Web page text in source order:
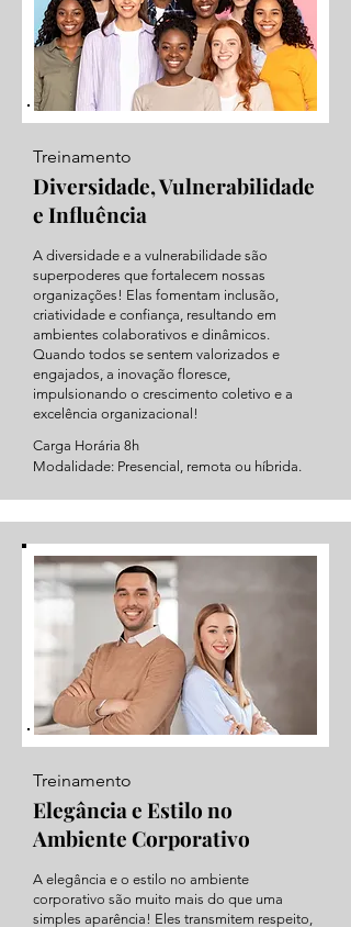
Treinamento
Diversidade, Vulnerabilidade
e Influência
A diversidade e a vulnerabilidade são
superpoderes que fortalecem nossas
organizações! Elas fomentam inclusão,
criatividade e confiança, resultando em
ambientes colaborativos e dinâmicos.
Quando todos se sentem valorizados e
engajados, a inovação floresce,
impulsionando o crescimento coletivo e a
excelência organizacional!
Carga Horária 8h
Modalidade: Presencial, remota ou híbrida.
Treinamento
Elegância e Estilo no
Ambiente Corporativo
A elegância e o estilo no ambiente
corporativo são muito mais do que uma
simples aparência! Eles transmitem respeito,